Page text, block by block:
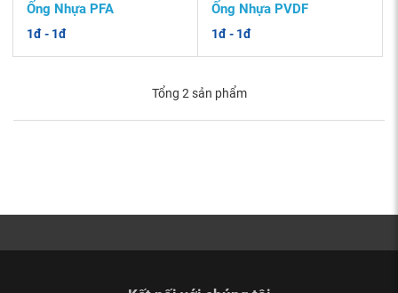
Ống Nhựa PFA
1đ - 1đ
Ống Nhựa PVDF
1đ - 1đ
Tổng 2 sản phẩm